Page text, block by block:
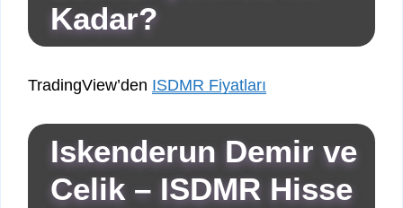
Kadar?
TradingView’den ISDMR Fiyatları
Iskenderun Demir ve
Celik – ISDMR Hisse